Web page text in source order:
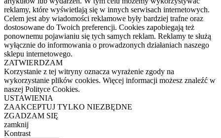
reklamy, które wyświetlają się w innych serwisach internetowych.
Celem jest aby wiadomości reklamowe były bardziej trafne oraz
dostosowane do Twoich preferencji. Cookies zapobiegają też
ponownemu pojawianiu się tych samych reklam. Reklamy te służą
wyłącznie do informowania o prowadzonych działaniach naszego
sklepu internetowego.
ZATWIERDZAM
Korzystanie z tej witryny oznacza wyrażenie zgody na
wykorzystanie plików cookies. Więcej informacji możesz znaleźć w
naszej Polityce Cookies.
USTAWIENIA
ZAAKCEPTUJ TYLKO NIEZBĘDNE
ZGADZAM SIĘ
zamknij
Kontrast